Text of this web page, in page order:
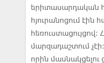
երիտասարդական
հյուրանոցում էին
մարզադաշտում
որին մասնակցելու